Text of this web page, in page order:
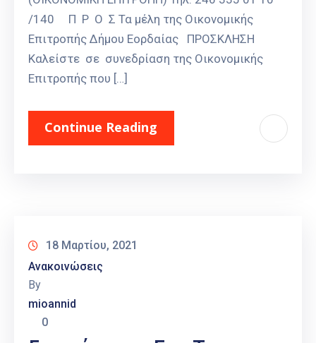
/140 Π Ρ Ο Σ Τα μέλη της Οικονομικής
Επιτροπής Δήμου Εορδαίας ΠΡΟΣΚΛΗΣΗ
Καλείστε σε συνεδρίαση της Οικονομικής
Επιτροπής που […]
Continue Reading
18 Μαρτίου, 2021
Ανακοινώσεις
By
mioannid
0